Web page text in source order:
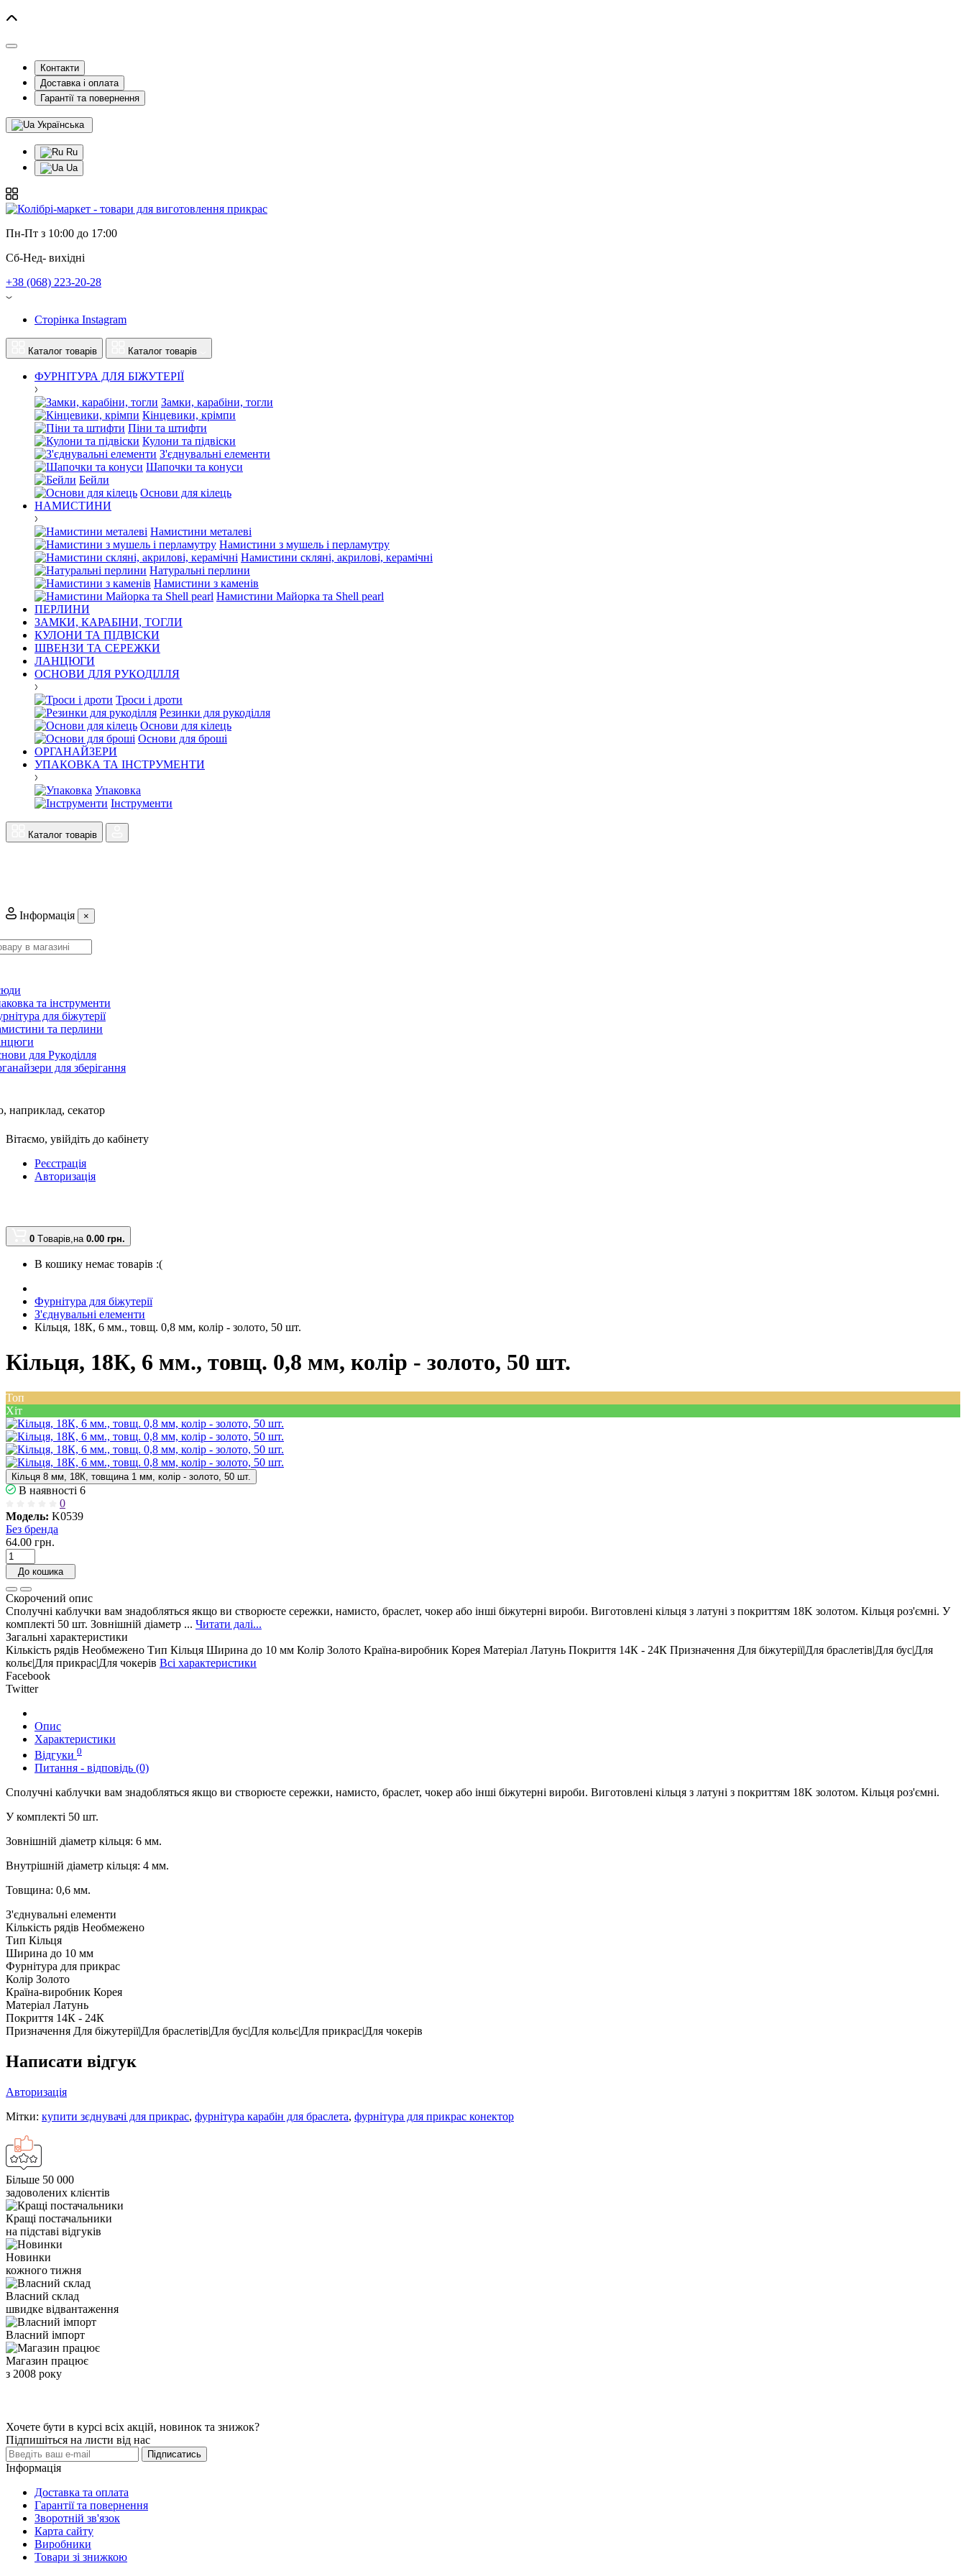
Контакти
Доставка і оплата
Гарантії та повернення
Українська
Ru
Ua
Пн-Пт з 10:00 до 17:00
Сб-Нед- вихідні
+38 (068) 223-20-28
Сторінка Instagram
Каталог товарів Каталог товарів
ФУРНІТУРА ДЛЯ БІЖУТЕРІЇ
Замки, карабіни, тогли
Кінцевики, крімпи
Піни та штифти
Кулони та підвіски
З'єднувальні елементи
Шапочки та конуси
Бейли
Основи для кілець
НАМИСТИНИ
Намистини металеві
Намистини з мушель і перламутру
Намистини скляні, акрилові, керамічні
Натуральні перлини
Намистини з каменів
Намистини Майорка та Shell pearl
ПЕРЛИНИ
ЗАМКИ, КАРАБІНИ, ТОГЛИ
КУЛОНИ ТА ПІДВІСКИ
ШВЕНЗИ ТА СЕРЕЖКИ
ЛАНЦЮГИ
ОСНОВИ ДЛЯ РУКОДІЛЛЯ
Троси і дроти
Резинки для рукоділля
Основи для кілець
Основи для броші
ОРГАНАЙЗЕРИ
УПАКОВКА ТА ІНСТРУМЕНТИ
Упаковка
Інструменти
Каталог товарів
Інформація ×
та інструменти
для біжутерії
та перлини
для Рукоділля
для зберігання
наприклад, секатор
Вітаємо, увійдіть до кабінету
Реєстрація
Авторизація
0 Tоварів,на 0.00 грн.
В кошику немає товарів :(
Фурнітура для біжутерії
З'єднувальні елементи
Кільця, 18К, 6 мм., товщ. 0,8 мм, колір - золото, 50 шт.
Кільця, 18К, 6 мм., товщ. 0,8 мм, колір - золото, 50 шт.
Топ
Хіт
Кільця 8 мм, 18К, товщина 1 мм, колір - золото, 50 шт.
В наявності 6
0
Модель: K0539
Без бренда
64.00 грн.
До кошика
Скорочений опис
Сполучні каблучки вам знадобляться якщо ви створюєте сережки, намисто, браслет, чокер або інші біжутерні вироби. Виготовлені кільця з латуні з покриттям 18K золотом. Кільця роз'ємні. У
комплекті 50 шт. Зовнішній діаметр ... Читати далі...
Загальні характеристики
Кількість рядів Необмежено Тип Кільця Ширина до 10 мм Колір Золото Країна-виробник Корея Матеріал Латунь Покриття 14К - 24К Призначення Для біжутерії|Для браслетів|Для бус|Для
кольє|Для прикрас|Для чокерів Всі характеристики
Facebook
Twitter
Опис
Характеристики
Відгуки 0
Питання - відповідь (0)
Сполучні каблучки вам знадобляться якщо ви створюєте сережки, намисто, браслет, чокер або інші біжутерні вироби. Виготовлені кільця з латуні з покриттям 18K золотом. Кільця роз'ємні.
У комплекті 50 шт.
Зовнішній діаметр кільця: 6 мм.
Внутрішній діаметр кільця: 4 мм.
Товщина: 0,6 мм.
З'єднувальні елементи
Кількість рядів Необмежено
Тип Кільця
Ширина до 10 мм
Фурнітура для прикрас
Колір Золото
Країна-виробник Корея
Матеріал Латунь
Покриття 14К - 24К
Призначення Для біжутерії|Для браслетів|Для бус|Для кольє|Для прикрас|Для чокерів
Написати відгук
Авторизація
Мітки: купити зєднувачі для прикрас, фурнітура карабін для браслета, фурнітура для прикрас конектор
Більше 50 000
задоволених клієнтів
Кращі постачальники
на підставі відгуків
Новинки
кожного тижня
Власний склад
швидке відвантаження
Власний імпорт
Магазин працює
з 2008 року
Хочете бути в курсі всіх акцій, новинок та знижок?
Підпишіться на листи від нас
Підписатись
Інформація
Доставка та оплата
Гарантії та повернення
Зворотній зв'язок
Карта сайту
Виробники
Товари зі знижкою